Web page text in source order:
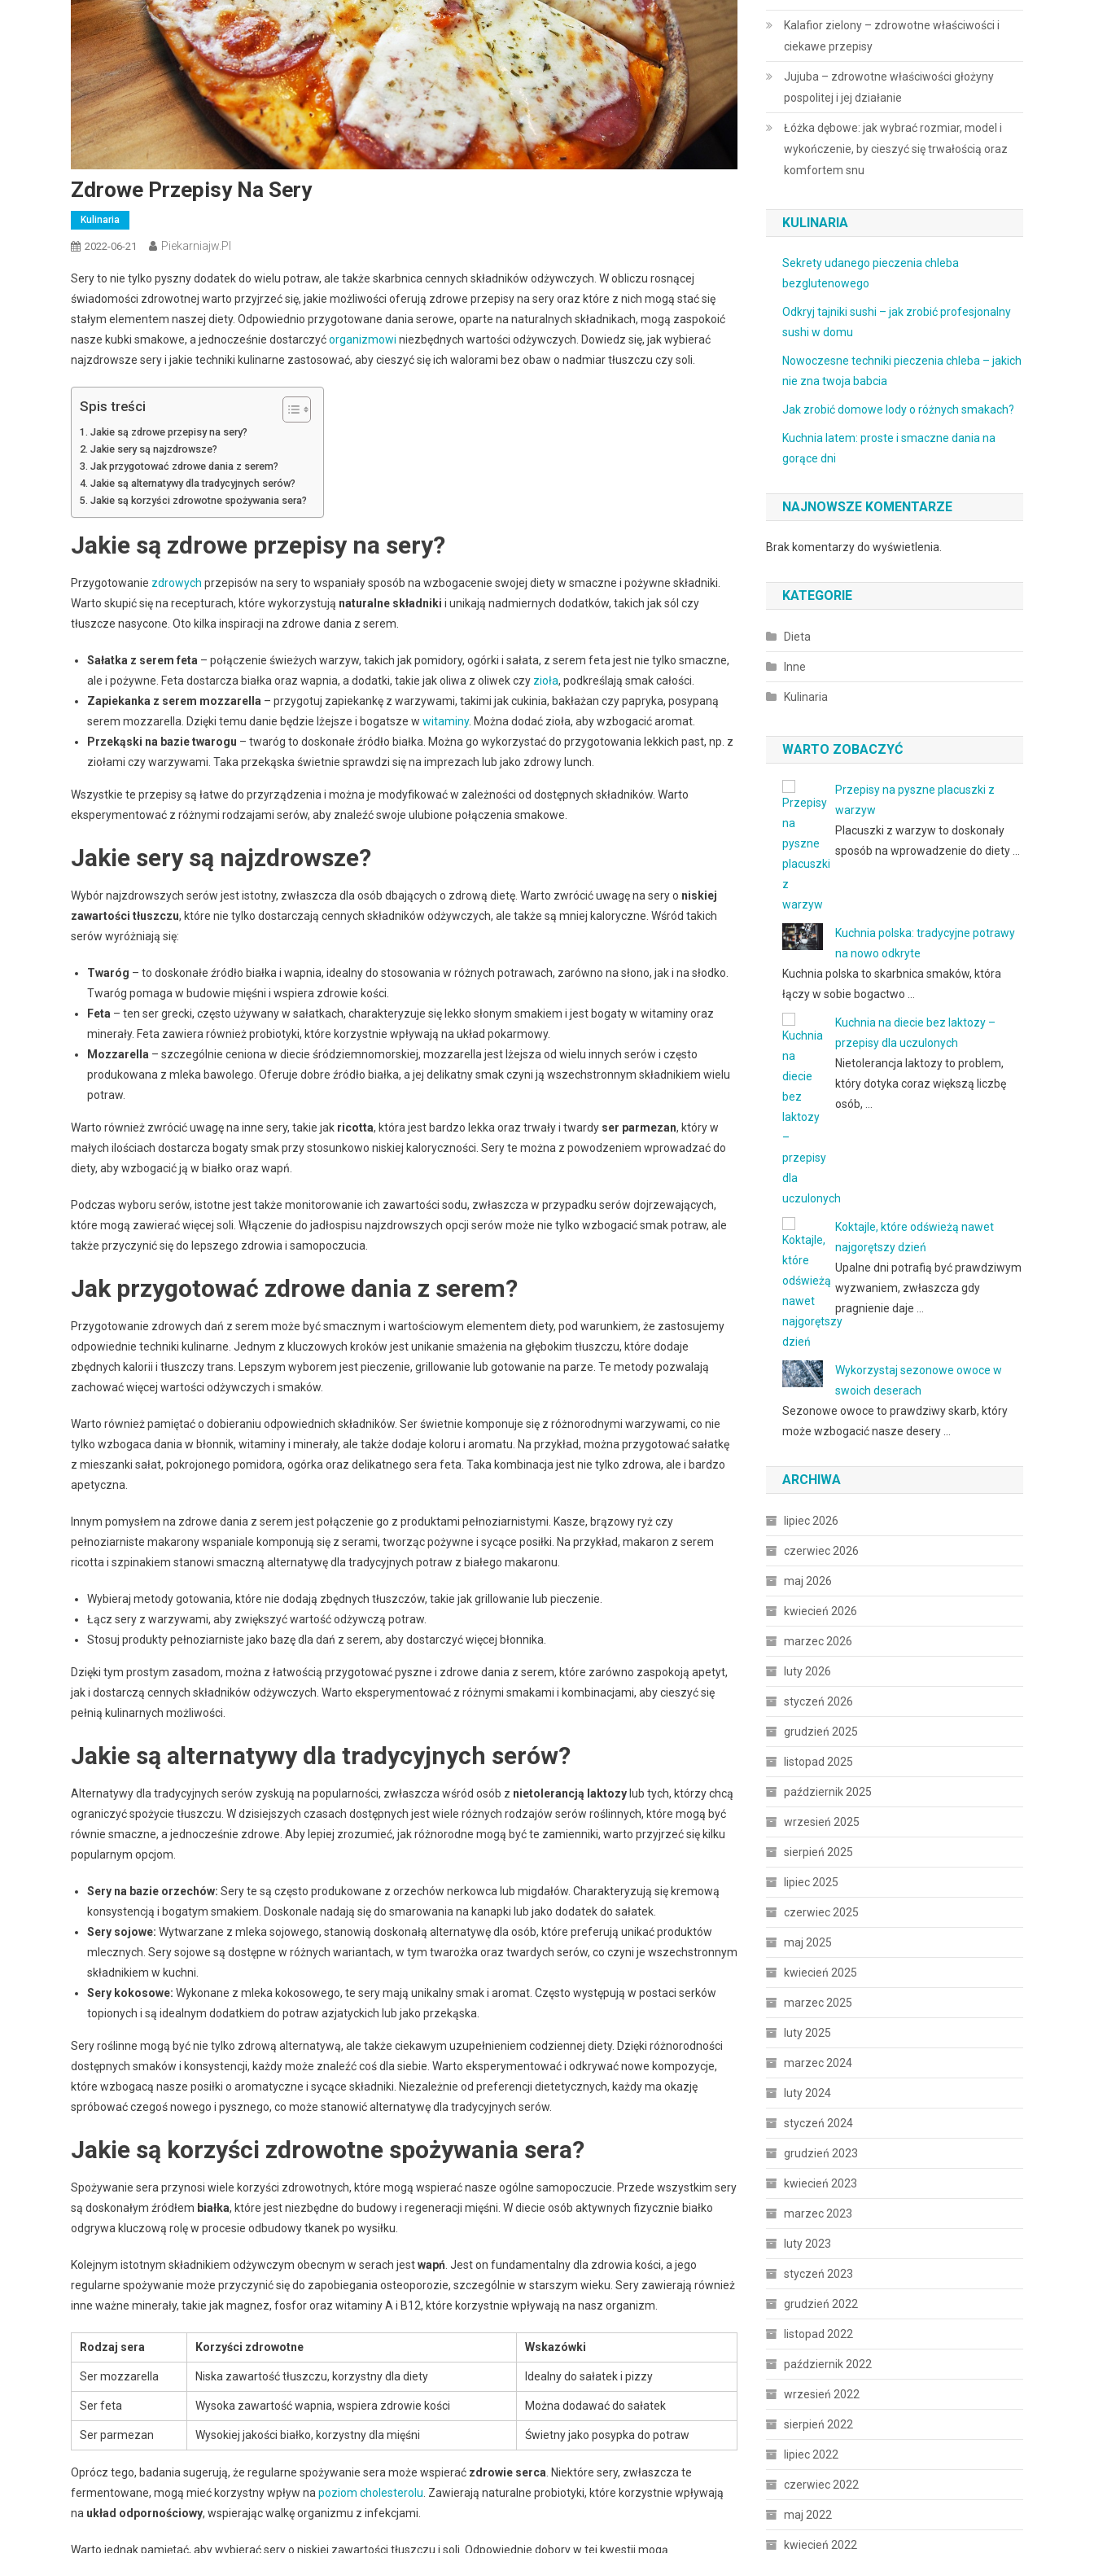
Zdrowe Przepisy Na Sery
Kulinaria
2022-06-21 Piekarniajw.pl
Sery to nie tylko pyszny dodatek do wielu potraw, ale także skarbnica cennych składników odżywczych. W obliczu rosnącej
świadomości zdrowotnej warto przyjrzeć się, jakie możliwości oferują zdrowe przepisy na sery oraz które z nich mogą stać się
stałym elementem naszej diety. Odpowiednio przygotowane dania serowe, oparte na naturalnych składnikach, mogą zaspokoić
nasze kubki smakowe, a jednocześnie dostarczyćorganizmowi niezbędnych wartości odżywczych. Dowiedz się, jak wybierać
najzdrowsze sery i jakie techniki kulinarne zastosować, aby cieszyć się ich walorami bez obaw o nadmiar tłuszczu czy soli.
Spis treści
Jakie są zdrowe przepisy na sery?
Jakie sery są najzdrowsze?
Jak przygotować zdrowe dania z serem?
Jakie są alternatywy dla tradycyjnych serów?
Jakie są korzyści zdrowotne spożywania sera?
Jakie są zdrowe przepisy na sery?
Przygotowanie zdrowych przepisów na sery to wspaniały sposób na wzbogacenie swojej diety w smaczne i pożywne składniki.
Warto skupić się na recepturach, które wykorzystują naturalne składniki i unikają nadmiernych dodatków, takich jak sól czy
tłuszcze nasycone. Oto kilka inspiracji na zdrowe dania z serem.
Sałatka z serem feta – połączenie świeżych warzyw, takich jak pomidory, ogórki i sałata, z serem feta jest nie tylko smaczne,
ale i pożywne. Feta dostarcza białka oraz wapnia, a dodatki, takie jak oliwa z oliwek czy zioła, podkreślają smak całości.
Zapiekanka z serem mozzarella – przygotuj zapiekankę z warzywami, takimi jak cukinia, bakłażan czy papryka, posypaną
serem mozzarella. Dzięki temu danie będzie lżejsze i bogatsze w witaminy. Można dodać zioła, aby wzbogacić aromat.
Przekąski na bazie twarogu – twaróg to doskonałe źródło białka. Można go wykorzystać do przygotowania lekkich past, np. z
ziołami czy warzywami. Taka przekąska świetnie sprawdzi się na imprezach lub jako zdrowy lunch.
Wszystkie te przepisy są łatwe do przyrządzenia i można je modyfikować w zależności od dostępnych składników. Warto
eksperymentować z różnymi rodzajami serów, aby znaleźć swoje ulubione połączenia smakowe.
Jakie sery są najzdrowsze?
Wybór najzdrowszych serów jest istotny, zwłaszcza dla osób dbających o zdrową dietę. Warto zwrócić uwagę na sery o niskiej
zawartości tłuszczu, które nie tylko dostarczają cennych składników odżywczych, ale także są mniej kaloryczne. Wśród takich
serów wyróżniają się:
Twaróg – to doskonałe źródło białka i wapnia, idealny do stosowania w różnych potrawach, zarówno na słono, jak i na słodko.
Twaróg pomaga w budowie mięśni i wspiera zdrowie kości.
Feta – ten ser grecki, często używany w sałatkach, charakteryzuje się lekko słonym smakiem i jest bogaty w witaminy oraz
minerały. Feta zawiera również probiotyki, które korzystnie wpływają na układ pokarmowy.
Mozzarella – szczególnie ceniona w diecie śródziemnomorskiej, mozzarella jest lżejsza od wielu innych serów i często
produkowana z mleka bawolego. Oferuje dobre źródło białka, a jej delikatny smak czyni ją wszechstronnym składnikiem wielu
potraw.
Warto również zwrócić uwagę na inne sery, takie jak ricotta, która jest bardzo lekka oraz trwały i twardy ser parmezan, który w
małych ilościach dostarcza bogaty smak przy stosunkowo niskiej kaloryczności. Sery te można z powodzeniem wprowadzać do
diety, aby wzbogacić ją w białko oraz wapń.
Podczas wyboru serów, istotne jest także monitorowanie ich zawartości sodu, zwłaszcza w przypadku serów dojrzewających,
które mogą zawierać więcej soli. Włączenie do jadłospisu najzdrowszych opcji serów może nie tylko wzbogacić smak potraw, ale
także przyczynić się do lepszego zdrowia i samopoczucia.
Jak przygotować zdrowe dania z serem?
Przygotowanie zdrowych dań z serem może być smacznym i wartościowym elementem diety, pod warunkiem, że zastosujemy
odpowiednie techniki kulinarne. Jednym z kluczowych kroków jest unikanie smażenia na głębokim tłuszczu, które dodaje
zbędnych kalorii i tłuszczy trans. Lepszym wyborem jest pieczenie, grillowanie lub gotowanie na parze. Te metody pozwalają
zachować więcej wartości odżywczych i smaków.
Warto również pamiętać o dobieraniu odpowiednich składników. Ser świetnie komponuje się z różnorodnymi warzywami, co nie
tylko wzbogaca dania w błonnik, witaminy i minerały, ale także dodaje koloru i aromatu. Na przykład, można przygotować sałatkę
z mieszanki sałat, pokrojonego pomidora, ogórka oraz delikatnego sera feta. Taka kombinacja jest nie tylko zdrowa, ale i bardzo
apetyczna.
Innym pomysłem na zdrowe dania z serem jest połączenie go z produktami pełnoziarnistymi. Kasze, brązowy ryż czy
pełnoziarniste makarony wspaniale komponują się z serami, tworząc pożywne i sycące posiłki. Na przykład, makaron z serem
ricotta i szpinakiem stanowi smaczną alternatywę dla tradycyjnych potraw z białego makaronu.
Wybieraj metody gotowania, które nie dodają zbędnych tłuszczów, takie jak grillowanie lub pieczenie.
Łącz sery z warzywami, aby zwiększyć wartość odżywczą potraw.
Stosuj produkty pełnoziarniste jako bazę dla dań z serem, aby dostarczyć więcej błonnika.
Dzięki tym prostym zasadom, można z łatwością przygotować pyszne i zdrowe dania z serem, które zarówno zaspokoją apetyt,
jak i dostarczą cennych składników odżywczych. Warto eksperymentować z różnymi smakami i kombinacjami, aby cieszyć się
pełnią kulinarnych możliwości.
Jakie są alternatywy dla tradycyjnych serów?
Alternatywy dla tradycyjnych serów zyskują na popularności, zwłaszcza wśród osób z nietolerancją laktozy lub tych, którzy chcą
ograniczyć spożycie tłuszczu. W dzisiejszych czasach dostępnych jest wiele różnych rodzajów serów roślinnych, które mogą być
równie smaczne, a jednocześnie zdrowe. Aby lepiej zrozumieć, jak różnorodne mogą być te zamienniki, warto przyjrzeć się kilku
popularnym opcjom.
Sery na bazie orzechów: Sery te są często produkowane z orzechów nerkowca lub migdałów. Charakteryzują się kremową
konsystencją i bogatym smakiem. Doskonale nadają się do smarowania na kanapki lub jako dodatek do sałatek.
Sery sojowe: Wytwarzane z mleka sojowego, stanowią doskonałą alternatywę dla osób, które preferują unikać produktów
mlecznych. Sery sojowe są dostępne w różnych wariantach, w tym twarożka oraz twardych serów, co czyni je wszechstronnym
składnikiem w kuchni.
Sery kokosowe: Wykonane z mleka kokosowego, te sery mają unikalny smak i aromat. Często występują w postaci serków
topionych i są idealnym dodatkiem do potraw azjatyckich lub jako przekąska.
Sery roślinne mogą być nie tylko zdrową alternatywą, ale także ciekawym uzupełnieniem codziennej diety. Dzięki różnorodności
dostępnych smaków i konsystencji, każdy może znaleźć coś dla siebie. Warto eksperymentować i odkrywać nowe kompozycje,
które wzbogacą nasze posiłki o aromatyczne i sycące składniki. Niezależnie od preferencji dietetycznych, każdy ma okazję
spróbować czegoś nowego i pysznego, co może stanowić alternatywę dla tradycyjnych serów.
Jakie są korzyści zdrowotne spożywania sera?
Spożywanie sera przynosi wiele korzyści zdrowotnych, które mogą wspierać nasze ogólne samopoczucie. Przede wszystkim sery
są doskonałym źródłem białka, które jest niezbędne do budowy i regeneracji mięśni. W diecie osób aktywnych fizycznie białko
odgrywa kluczową rolę w procesie odbudowy tkanek po wysiłku.
Kolejnym istotnym składnikiem odżywczym obecnym w serach jestwapń . Jest on fundamentalny dla zdrowia kości, a jego
regularne spożywanie może przyczynić się do zapobiegania osteoporozie, szczególnie w starszym wieku. Sery zawierają również
inne ważne minerały, takie jak magnez, fosfor oraz witaminy A i B12, które korzystnie wpływają na nasz organizm.
Rodzaj sera Korzyści zdrowotne Wskazówki
Ser mozzarella Niska zawartość tłuszczu, korzystny dla diety Idealny do sałatek i pizzy
Ser feta Wysoka zawartość wapnia, wspiera zdrowie kości Można dodawać do sałatek
Ser parmezan Wysokiej jakości białko, korzystny dla mięśni Świetny jako posypka do potraw
Oprócz tego, badania sugerują, że regularne spożywanie sera może wspierać zdrowie serca . Niektóre sery, zwłaszcza te
fermentowane, mogą mieć korzystny wpływ na poziom cholesterolu . Zawierają naturalne probiotyki, które korzystnie wpływają
na układ odpornościowy, wspierając walkę organizmu z infekcjami.
Warto jednak pamiętać, aby wybierać sery o niskiej zawartości tłuszczu i soli. Odpowiednie dobory w tej kwestii mogą
Kalafior zielony – zdrowotne właściwości i
ciekawe przepisy
Jujuba – zdrowotne właściwości głożyny
pospolitej i jej działanie
Łóżka dębowe: jak wybrać rozmiar, model i
wykończenie, by cieszyć się trwałością oraz
komfortem snu
KULINARIA
Sekrety udanego pieczenia chleba
bezglutenowego
Odkryj tajniki sushi – jak zrobić profesjonalny
sushi w domu
Nowoczesne techniki pieczenia chleba – jakich
nie zna twoja babcia
Jak zrobić domowe lody o różnych smakach?
Kuchnia latem: proste i smaczne dania na
gorące dni
NAJNOWSZE KOMENTARZE
Brak komentarzy do wyświetlenia.
KATEGORIE
Dieta
Inne
Kulinaria
WARTO ZOBACZYĆ
Przepisy na pyszne placuszki z
warzyw
Placuszki z warzyw to doskonały
sposób na wprowadzenie do diety …
Kuchnia polska: tradycyjne potrawy
na nowo odkryte
Kuchnia polska to skarbnica smaków, która
łączy w sobie bogactwo …
Kuchnia na diecie bez laktozy –
przepisy dla uczulonych
Nietolerancja laktozy to problem,
który dotyka coraz większą liczbę
osób, …
Koktajle, które odświeżą nawet
najgorętszy dzień
Upalne dni potrafią być prawdziwym
wyzwaniem, zwłaszcza gdy
pragnienie daje …
Wykorzystaj sezonowe owoce w
swoich deserach
Sezonowe owoce to prawdziwy skarb, który
może wzbogacić nasze desery …
ARCHIWA
lipiec 2026
czerwiec 2026
maj 2026
kwiecień 2026
marzec 2026
luty 2026
styczeń 2026
grudzień 2025
listopad 2025
październik 2025
wrzesień 2025
sierpień 2025
lipiec 2025
czerwiec 2025
maj 2025
kwiecień 2025
marzec 2025
luty 2025
marzec 2024
luty 2024
styczeń 2024
grudzień 2023
kwiecień 2023
marzec 2023
luty 2023
styczeń 2023
grudzień 2022
listopad 2022
październik 2022
wrzesień 2022
sierpień 2022
lipiec 2022
czerwiec 2022
maj 2022
kwiecień 2022